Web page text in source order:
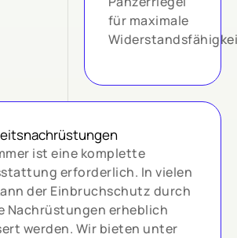
für maximale
ist eine komplette
erforderlich. In vielen
der Einbruchschutz durch
Nachrüstungen erheblich
werden. Wir bieten unter